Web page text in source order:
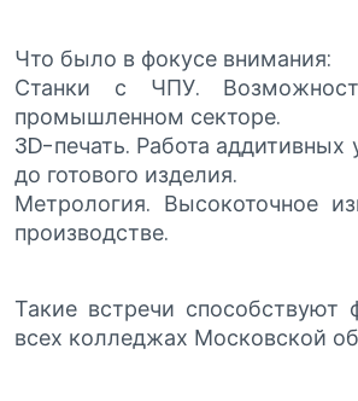
Что было в фокусе внимания:
Станки с ЧПУ.
промышленном секторе.
3D-печать. Работа
до готового изделия.
Метрология. Высокоточное
производстве.
Такие встречи способствуют
всех колледжах Московской